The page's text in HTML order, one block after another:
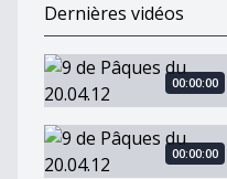
Dernières vidéos
9 de Pâques du 20.04.12
00:00:00
9 de Pâques du 20.04.12
00:00:00